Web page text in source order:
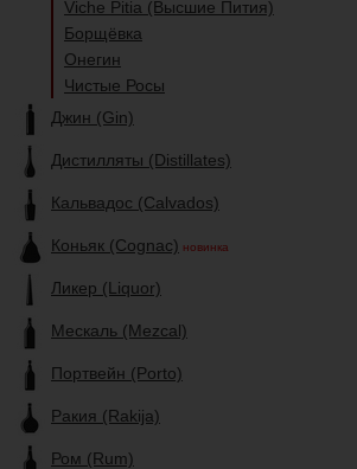
Viche Pitia (Высшие Пития)
Борщёвка
Онегин
Чистые Росы
Джин (Gin)
Дистилляты (Distillates)
Кальвадос (Calvados)
Коньяк (Cognac) новинка
Ликер (Liquor)
Мескаль (Mezcal)
Портвейн (Porto)
Ракия (Rakija)
Ром (Rum)